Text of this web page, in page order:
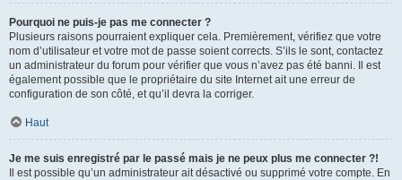
Pourquoi ne puis-je pas me connecter ?
Plusieurs raisons pourraient expliquer cela. Premièrement, vérifiez que votre
nom d’utilisateur et votre mot de passe soient corrects. S’ils le sont, contactez
un administrateur du forum pour vérifier que vous n’avez pas été banni. Il est
également possible que le propriétaire du site Internet ait une erreur de
configuration de son côté, et qu’il devra la corriger.
Haut
Je me suis enregistré par le passé mais je ne peux plus me connecter ?!
Il est possible qu’un administrateur ait désactivé ou supprimé votre compte. En